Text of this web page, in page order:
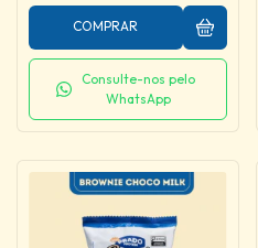
COMPRAR
Consulte-nos pelo
WhatsApp